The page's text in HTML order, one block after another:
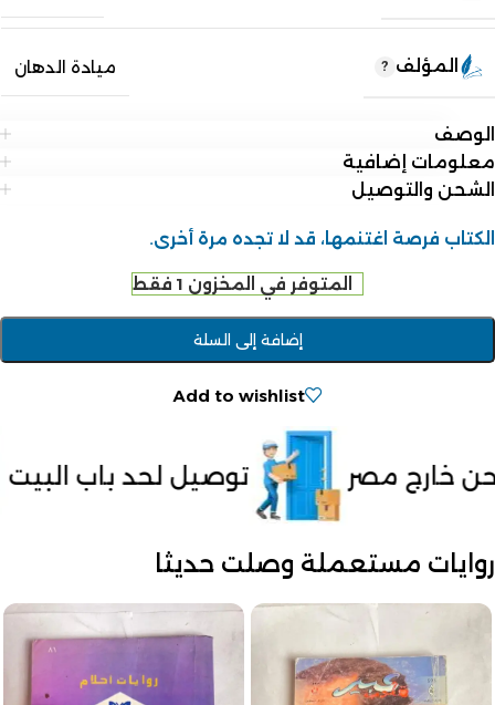
المؤلف ميادة الدهان
الوصف
معلومات إضافية
الشحن والتوصيل
الكتاب فرصة اغتنمها، قد لا تجده مرة أخرى.
المتوفر في المخزون 1 فقط
إضافة إلى السلة
Add to wishlist
الدفع عند لحد باب البيت
روايات مستعملة وصلت حديثا